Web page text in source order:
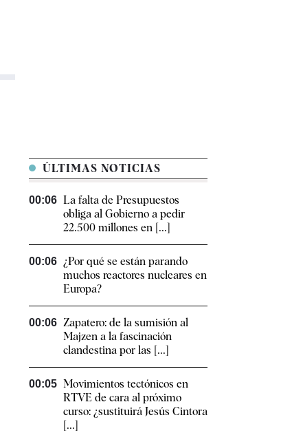
ÚLTIMAS NOTICIAS
00:06 La falta de Presupuestos
obliga al Gobierno a pedir
22.500 millones en [...]
00:06 ¿Por qué se están parando
muchos reactores nucleares en
Europa?
00:06 Zapatero: de la sumisión al
Majzen a la fascinación
clandestina por las [...]
00:05 Movimientos tectónicos en
RTVE de cara al próximo
curso: ¿sustituirá Jesús Cintora
[...]